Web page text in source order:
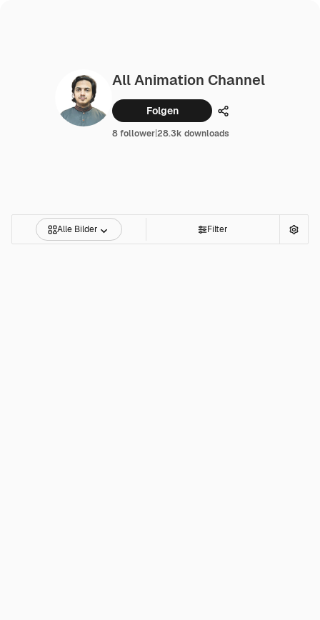
All Animation Channel
Folgen Teilen
8 follower|28.3k downloads
Alle Bilder Filter